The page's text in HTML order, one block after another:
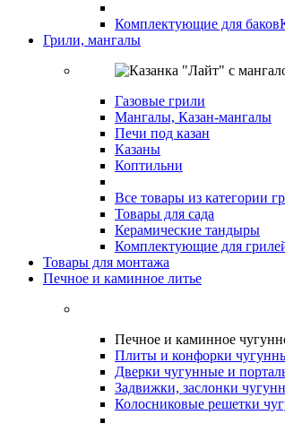
Комплектующие для баков
Грили, мангалы
Газовые грили
Мангалы, Казан-мангалы
Печи под казан
Казаны
Коптильни
Все товары из категории
Товары для сада
Керамические тандыры
Комплектующие для
Товары для монтажа
Печное и каминное литье
Печное и каминное
Плиты и конфорки
Дверки чугунные и
Задвижки, заслонки
Колосниковые решетки